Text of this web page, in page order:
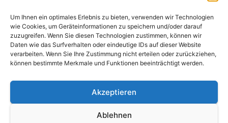
Um Ihnen ein optimales Erlebnis zu bieten, verwenden wir Technologien
wie Cookies, um Geräteinformationen zu speichern und/oder darauf
zuzugreifen. Wenn Sie diesen Technologien zustimmen, können wir
Daten wie das Surfverhalten oder eindeutige IDs auf dieser Website
verarbeiten. Wenn Sie Ihre Zustimmung nicht erteilen oder zurückziehen,
können bestimmte Merkmale und Funktionen beeinträchtigt werden.
Akzeptieren
Ablehnen
bau-matthie.de
Stolz präsentiert von WordPress|